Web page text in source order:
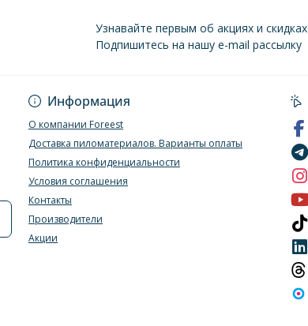
Узнавайте первым об акциях и скидках
Подпишитесь на нашу e-mail рассылку
Информация
О компании Foreest
Доставка пиломатериалов. Варианты оплаты
Политика конфиденциальности
Условия соглашения
Контакты
Производители
Акции